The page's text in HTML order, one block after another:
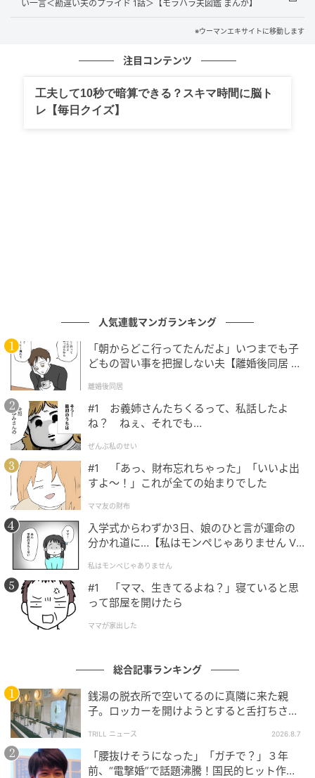
ウーマンエキサイト
ウーマンエキサイト
い一言＜勘違い夫のプライド 1話＞【モラハラ夫図鑑 まんが】
※ウーマンエキサイトに移動します
注目コンテンツ
工夫して10秒で暗算できる？スキマ時間に脳ト
レ【毎日クイズ】
人気連載マンガランキング
「朝からどこ行ってたんだよ」いつまでも子
どもの習い事を把握しない夫【離婚後同居 Vo
離婚後同居
#1 お義姉さんたちくるって、私話したよ
ね？ ねぇ、それでも…
ぜんぶ私のせい
#1 「あっ、財布忘れちゃった」「いいよ出
すよ〜！」これが全ての始まりでした
ママ友の財布
入学式からわずか3日、娘のひと言が運命の
分かれ道に…【私はモンペじゃありません Vo
私はモンペじゃありません
#1 「ママ、生きてるよね？」寝ていると思
って部屋を開けたら
ママが家出した
総合記事ランキング
銭湯の脱衣所で空いてるのに真隣に来た親
子。ロッカーを開けようとすると舌打ちさ
中で拍手」
TRILL ニュース 2026.8.7
「腰抜けそうになった」「ガチで？」３年
前、“電撃婚”で話題沸騰！国民的ヒット作